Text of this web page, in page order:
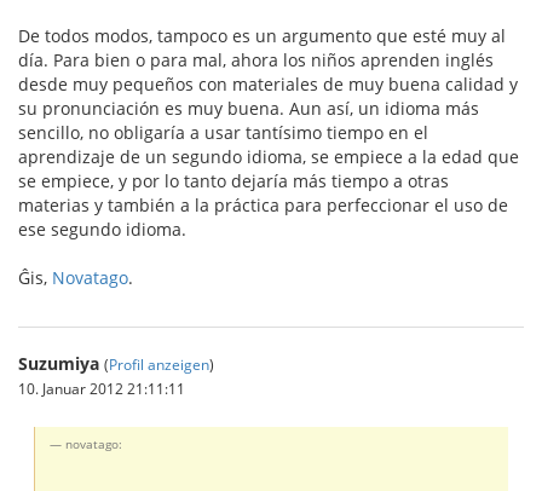
De todos modos, tampoco es un argumento que esté muy al
día. Para bien o para mal, ahora los niños aprenden inglés
desde muy pequeños con materiales de muy buena calidad y
su pronunciación es muy buena. Aun así, un idioma más
sencillo, no obligaría a usar tantísimo tiempo en el
aprendizaje de un segundo idioma, se empiece a la edad que
se empiece, y por lo tanto dejaría más tiempo a otras
materias y también a la práctica para perfeccionar el uso de
ese segundo idioma.
Ĝis, Novatago.
Suzumiya (Profil anzeigen)
10. Januar 2012 21:11:11
novatago: